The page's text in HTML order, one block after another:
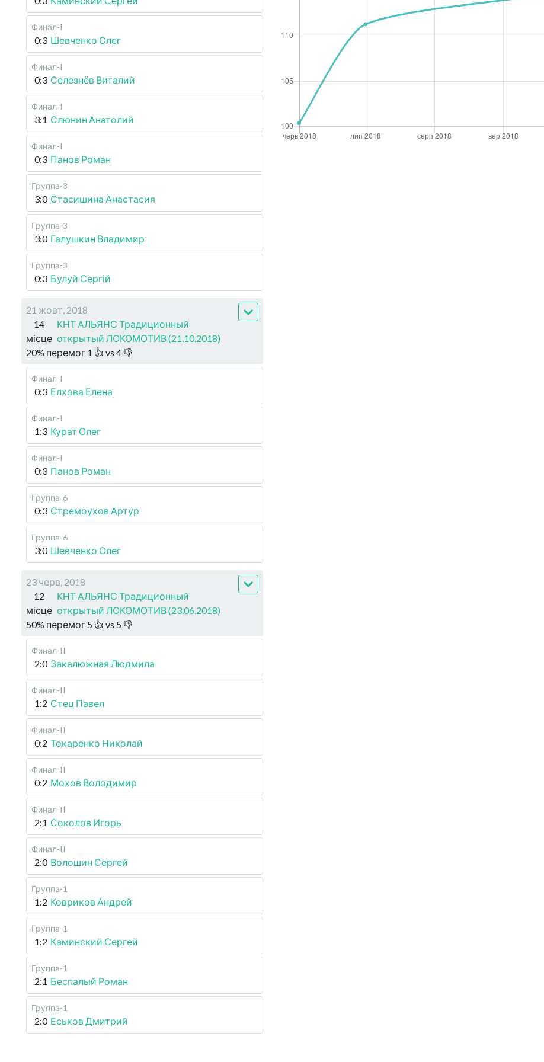
Финал-I
0:3 Шевченко Олег
Финал-I
0:3 Селезнёв Виталий
Финал-I
3:1 Слюнин Анатолий
Финал-I
0:3 Панов Роман
Группа-3
3:0 Стасишина Анастасия
Группа-3
3:0 Галушкин Владимир
Группа-3
0:3 Булуй Сергій
21 жовт, 2018
14
місце
КНТ АЛЬЯНС Традиционный
открытый ЛОКОМОТИВ (21.10.2018)
20% перемог 1 👍 vs 4👎
Финал-I
0:3 Елхова Елена
Финал-I
1:3 Курат Олег
Финал-I
0:3 Панов Роман
Группа-6
0:3 Стремоухов Артур
Группа-6
3:0 Шевченко Олег
23 черв, 2018
12
місце
КНТ АЛЬЯНС Традиционный
открытый ЛОКОМОТИВ (23.06.2018)
50% перемог 5 👍 vs 5 👎
Финал-II
2:0 Закалюжная Людмила
Финал-II
1:2 Стец Павел
Финал-II
0:2 Токаренко Николай
Финал-II
0:2 Мохов Володимир
Финал-II
2:1 Соколов Игорь
Финал-II
2:0 Волошин Сергей
Группа-1
1:2 Ковриков Андрей
Группа-1
1:2 Каминский Сергей
Группа-1
2:1 Беспалый Роман
Группа-1
2:0 Еськов Дмитрий